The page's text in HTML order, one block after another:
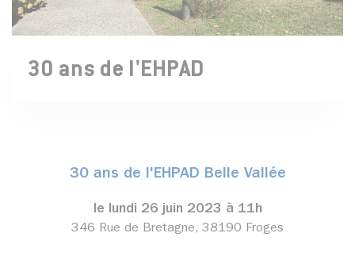
30 ans de l'EHPAD
30 ans de l'EHPAD Belle Vallée
le lundi 26 juin 2023 à 11h
346 Rue de Bretagne, 38190 Froges